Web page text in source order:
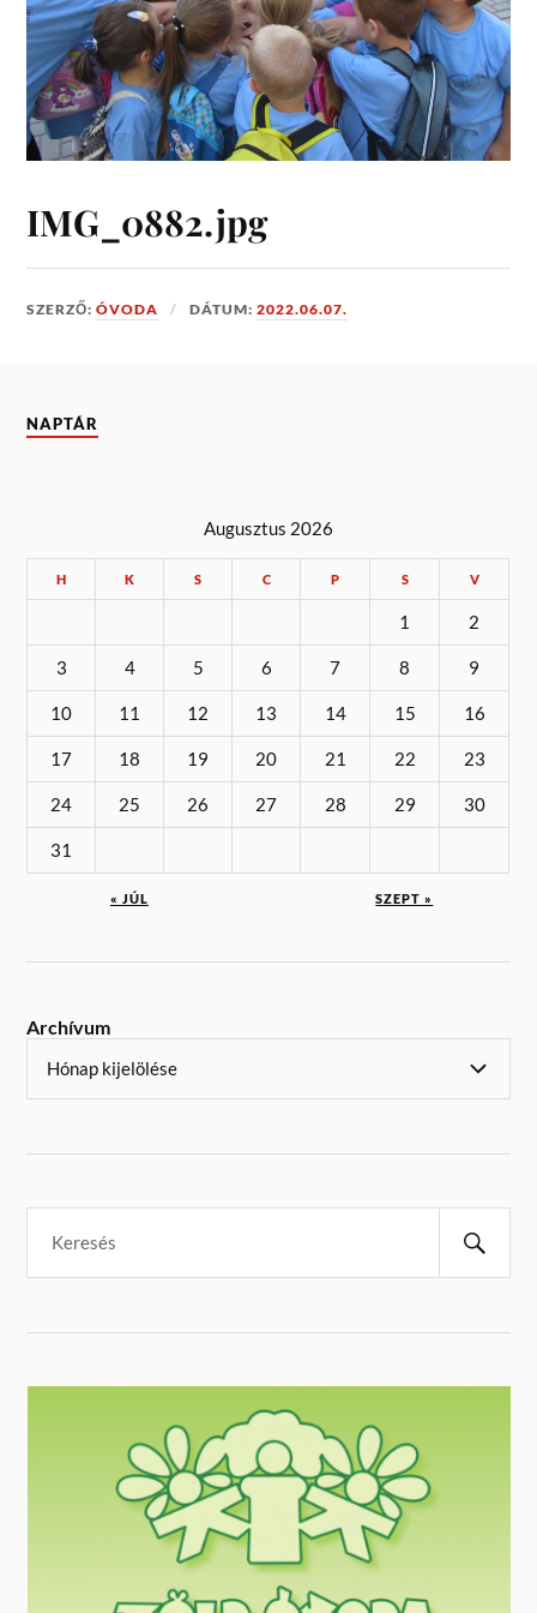
IMG_0882.jpg
SZERZŐ:ÓVODA DÁTUM:2022.06.07.
NAPTÁR
Augusztus 2026
H K S C P S V
1 2
3 4 5 6 7 8 9
10 11 12 13 14 15 16
17 18 19 20 21 22 23
24 25 26 27 28 29 30
31
« JÚL SZEPT »
Archívum